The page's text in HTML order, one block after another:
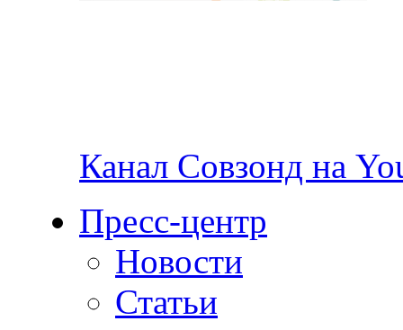
Канал Совзонд на
Пресс-центр
Новости
Статьи